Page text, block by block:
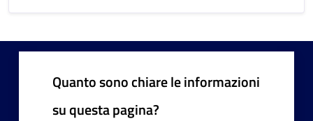
Quanto sono chiare le informazioni
su questa pagina?